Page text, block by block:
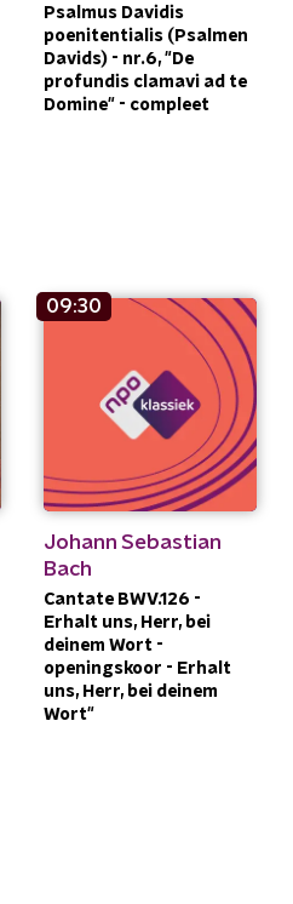
Psalmus Davidis
poenitentialis (Psalmen
Davids) - nr.6, "De
profundis clamavi ad te
Domine" - compleet
09:30
Johann Sebastian
Bach
Cantate BWV.126 -
Erhalt uns, Herr, bei
deinem Wort -
openingskoor - Erhalt
uns, Herr, bei deinem
Wort"